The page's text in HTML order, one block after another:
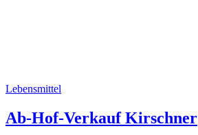
Lebensmittel
Ab-Hof-Verkauf Kirschner